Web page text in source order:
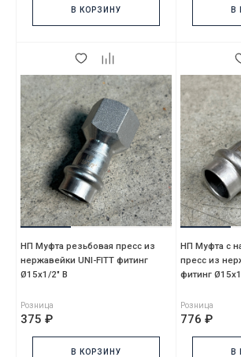
В КОРЗИНУ В
НП Муфта резьбовая пресс из
нержавейки UNI-FITT фитинг
Ø15x1/2" В
Розница
375 ₽
В КОРЗИНУ
НП Муфта с
пресс из
фитинг
Розница
776 ₽
В